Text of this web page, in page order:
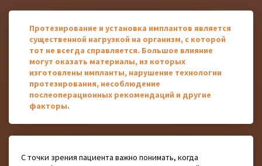
Протезирование и установка имплантов является
существенной нагрузкой на организм, с которой
тот не всегда справляется. Большое влияние
могут оказать материалы, из которых
изготовлены импланты, нарушение технологии
протезирования, несоблюдение
послеоперационных рекомендаций и другие
факторы.
С точки зрения пациента важно понимать, когда